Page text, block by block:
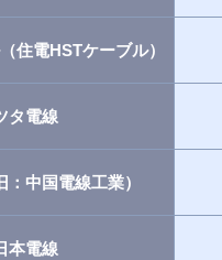
住電HSTケーブル）
タ電線
中国電線工業）
本電線